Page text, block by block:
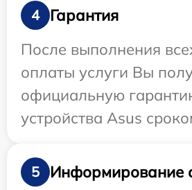
4
Гарантия
После выполнения
оплаты услуги Вы
официальную
устройства Asus
5 Информирование